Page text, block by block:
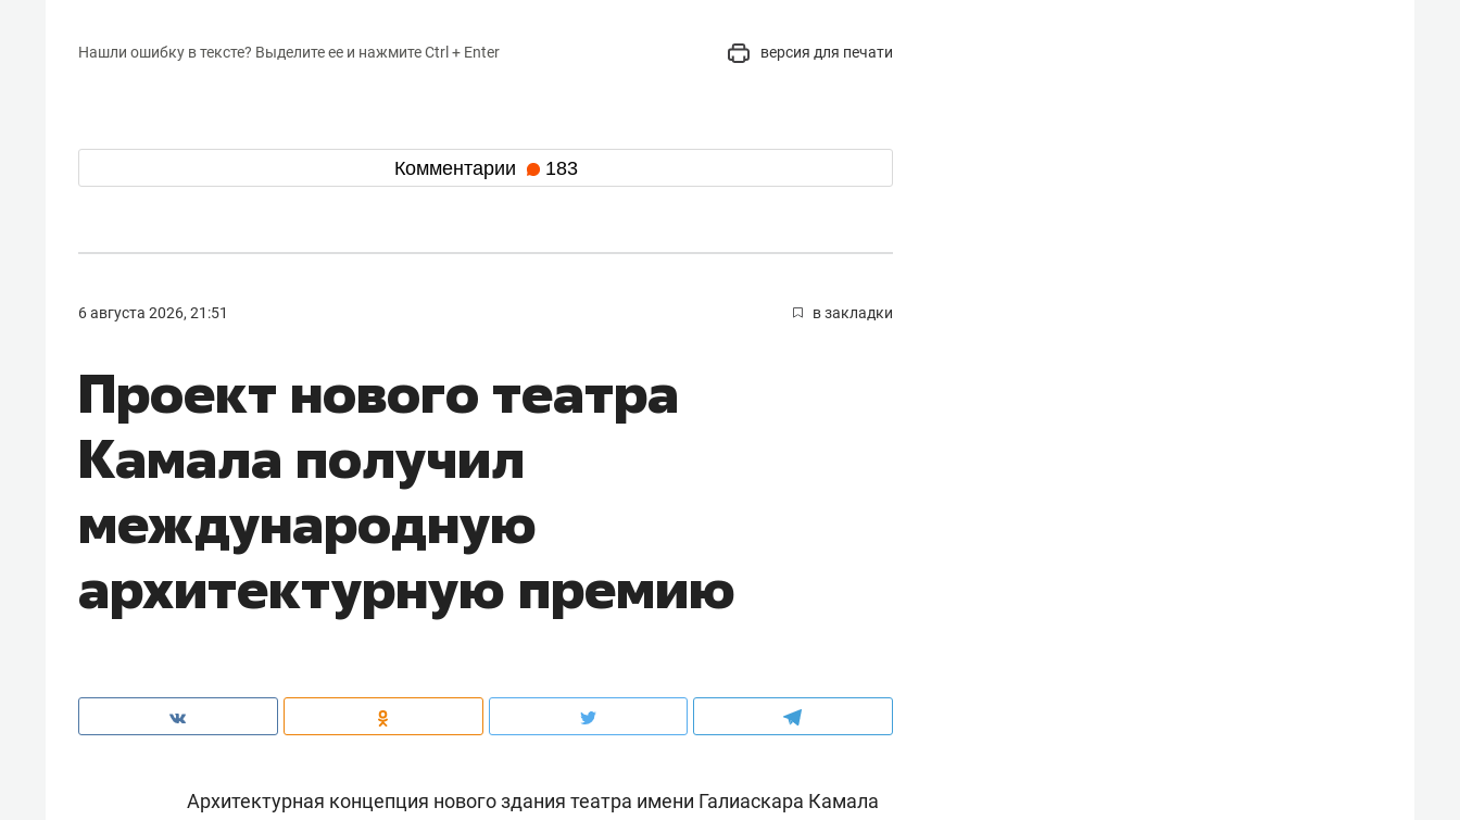
Нашли ошибку в тексте? Выделите ее и нажмите Ctrl + Enter версия для печати
Комментарии 183
6 августа 2026, 21:51 в закладки
Проект нового театра
Камала получил
международную
архитектурную премию
Архитектурная концепция нового здания театра имени Галиаскара Камала